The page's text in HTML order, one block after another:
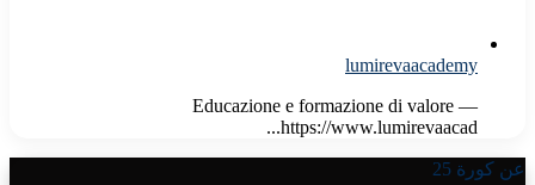
lumirevaacademy
Educazione e formazione di valore —
https://www.lumirevaacad...
عن كورة 25